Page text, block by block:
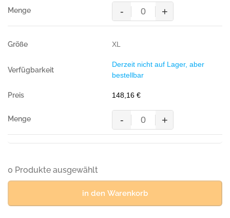
Menge
MASCOT®
WELS,
GELB/MARINE
240
Menge
- +
XL
Derzeit nicht auf Lager, aber
bestellbar
148,16 €
MASCOT®
WELS,
Überziehlatzhose,
(Mascottex®),
- +
0 Produkte ausgewählt
in den Warenkorb